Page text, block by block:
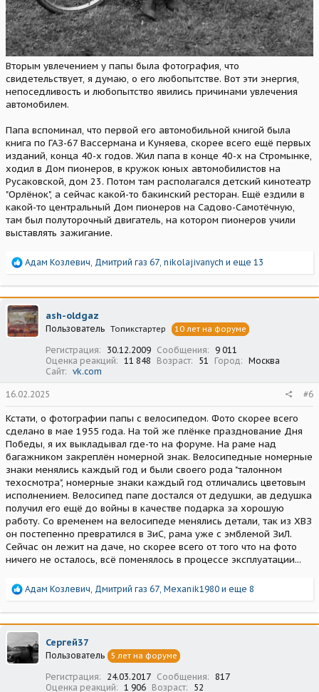
Вторым увлечением у папы была фотография, что
свидетельствует, я думаю, о его любопытстве. Вот эти энергия,
непоседливость и любопытство явились причинами увлечения
автомобилем.
Папа вспоминал, что первой его автомобильной книгой была
книга по ГАЗ-67 Вассермана и Куняева, скорее всего ещё первых
изданий, конца 40-х годов. Жил папа в конце 40-х на Стромынке,
ходил в Дом пионеров, в кружок юных автомобилистов на
Русаковской, дом 23. Потом там располагался детский кинотеатр
"Орлёнок", а сейчас какой-то бакинский ресторан. Ещё ездили в
какой-то центральный Дом пионеров на Садово-Самотёчную,
там был полуторочный двигатель, на котором пионеров учили
выставлять зажигание.
Р
а
к
ц
и
и
Адам Козлевич Дмитрий газ 67 nikolajivanych и еще 13
ash-oldgaz
Пользователь Топикстартер 10 лет на форуме
Регистрация 30.12.2009 Сообщения
9 011
Оценка реакций
11 848 Возраст 51 Город
Москва
Сайт
vk.com
16.02.2025 #6
Кстати, о фотографии папы с велосипедом. Фото скорее всего
сделано в мае 1955 года. На той же плёнке празднование Дня
Победы, я их выкладывал где-то на форуме. На раме над
багажником закреплён номерной знак. Велосипедные номерные
знаки менялись каждый год и были своего рода "талонном
техосмотра", номерные знаки каждый год отличались цветовым
исполнением. Велосипед папе достался от дедушки, ав дедушка
получил его ещё до войны в качестве подарка за хорошую
работу. Со временем на велосипеде менялись детали, так из ХВЗ
он постепенно превратился в ЗиС, рама уже с эмблемой ЗиЛ.
Сейчас он лежит на даче, но скорее всего от того что на фото
ничего не осталось, всё поменялось в процессе эксплуатации...
Р
а
к
ц
и
и
Адам Козлевич Дмитрий газ 67 Mexanik1980 и еще 8
Сергей37
Пользователь 5 лет на форуме
Регистрация 24.03.2017 Сообщения
817
Оценка реакций
1 906 Возраст 52